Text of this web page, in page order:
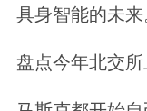
23家、6家、
全球高速光
具身智能的未来
盘点今年北交